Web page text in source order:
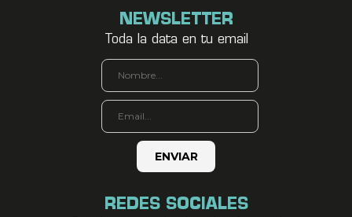
NEWSLETTER
Toda la data en tu email
REDES SOCIALES